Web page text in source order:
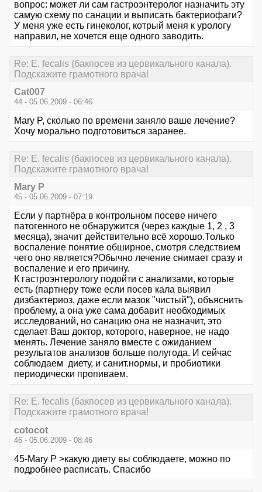
вопрос: может ли сам гастроэнтеролог назначить эту
самую схему по санации и выписать бактериофаги?
У меня уже есть гинеколог, котрый меня к урологу
направил, не хочется еще одного заводить.
Re: E. fecalis (бакпосев из цервикального канала).
Подскажите грамотного врача!
Cat007
44 - 05.06.2009 - 06:46
Mary P, сколько по времени заняло ваше лечение?
Хочу морально подготовиться заранее.
Re: E. fecalis (бакпосев из цервикального канала).
Подскажите грамотного врача!
Mary P
45 - 05.06.2009 - 07:19
Если у партнёра в контрольном посеве ничего
патогенного не обнаружится (через каждые 1, 2 , 3
месяца), значит действительно всё хорошо.Только
воспаление понятие обширное, смотря следствием
чего оно является?Обычно лечение снимает сразу и
воспаление и его причину.
К гастроэнтерологу подойти с анализами, которые
есть (партнеру тоже если посев кала выявил
дизбактериоз, даже если мазок "чистый"), объяснить
проблему, а она уже сама добавит необходимых
исследований, но санацию она не назначит, это
сделает Ваш доктор, которого, наверное, не надо
менять. Лечение заняло вместе с ожиданием
результатов анализов больше полугода. И сейчас
соблюдаем диету, и санит.нормы, и пробиотики
периодически пропиваем.
Re: E. fecalis (бакпосев из цервикального канала).
Подскажите грамотного врача!
cotocot
46 - 05.06.2009 - 08:46
45-Mary P >какую диету вы соблюдаете, можно по
подробнее расписать. Спасибо